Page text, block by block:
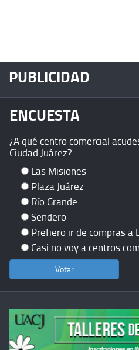
PUBLICIDAD
ENCUESTA
¿A qué centro comercial
Ciudad Juárez?
Las Misiones
Plaza Juárez
Río Grande
Sendero
Prefiero ir de compras a
Casi no voy a centros